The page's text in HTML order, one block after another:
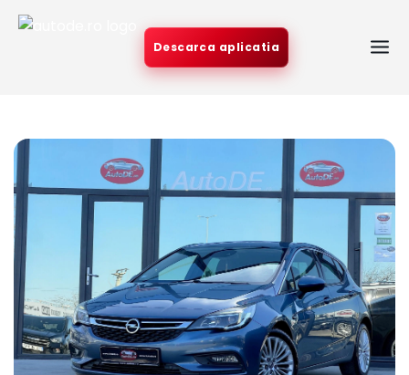
Descarca aplicatia